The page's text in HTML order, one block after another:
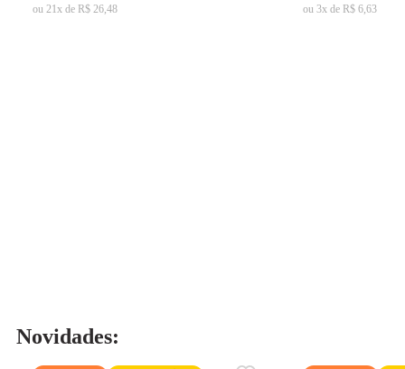
ou 21x de R$ 26,48 ou 3x de R$ 6,63
Novidades: